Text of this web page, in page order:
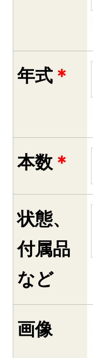
年式＊
本数 ＊
状態、
付属品
など
画像